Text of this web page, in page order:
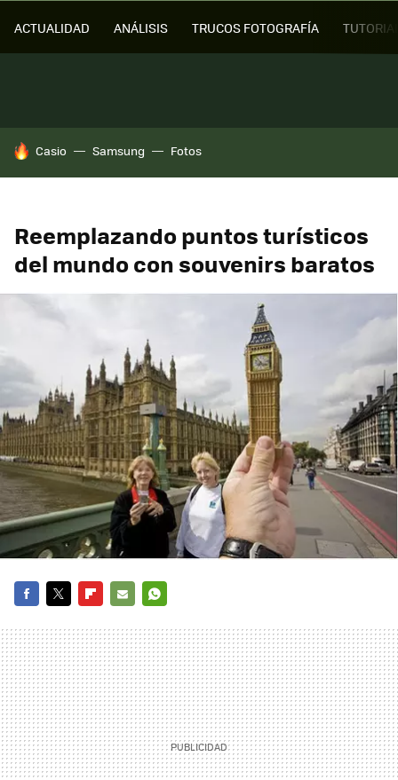
ACTUALIDAD ANÁLISIS TRUCOS FOTOGRAFÍA
HOY SE HABLA DE
Casio Samsung Fotos
Reemplazando puntos turísticos
del mundo con souvenirs baratos
MAIL